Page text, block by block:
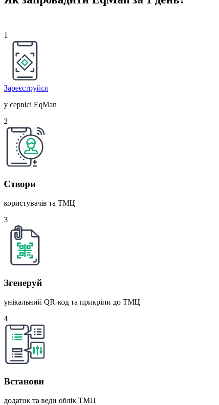
1
Зареєструйся
у сервісі EqMan
2
Створи
користувачів та ТМЦ
3
Згенеруй
унікальний QR-код та прикріпи до ТМЦ
4
Встанови
додаток та веди облік ТМЦ